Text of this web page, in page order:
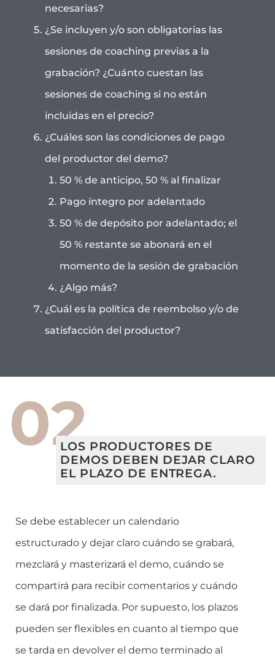
necesarias?
¿Se incluyen y/o son obligatorias las
sesiones de coaching previas a la
grabación? ¿Cuánto cuestan las
sesiones de coaching si no están
incluidas en el precio?
¿Cuáles son las condiciones de pago
del productor del demo?
50 % de anticipo, 50 % al finalizar
Pago íntegro por adelantado
50 % de depósito por adelantado; el
50 % restante se abonará en el
momento de la sesión de grabación
¿Algo más?
¿Cuál es la política de reembolso y/o de
satisfacción del productor?
02LOS PRODUCTORES DE
DEMOS DEBEN DEJAR CLARO
EL PLAZO DE ENTREGA.
Se debe establecer un calendario
estructurado y dejar claro cuándo se grabará,
mezclará y masterizará el demo, cuándo se
compartirá para recibir comentarios y cuándo
se dará por finalizada. Por supuesto, los plazos
pueden ser flexibles en cuanto al tiempo que
se tarda en devolver el demo terminado al